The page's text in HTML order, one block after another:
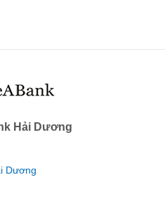
Hải Dương
Dương